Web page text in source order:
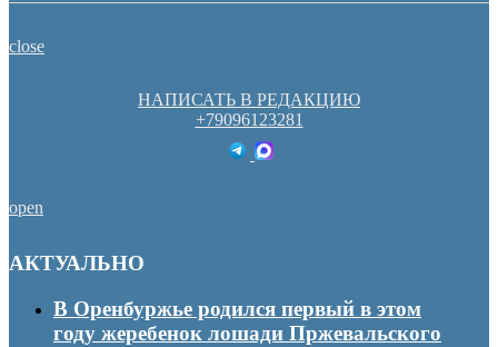
close
НАПИСАТЬ В РЕДАКЦИЮ
+79096123281
open
АКТУАЛЬНО
В Оренбуржье родился первый в этом
году жеребенок лошади Пржевальского